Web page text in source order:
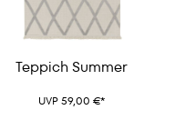
Teppich Summer
UVP 59,00 €*